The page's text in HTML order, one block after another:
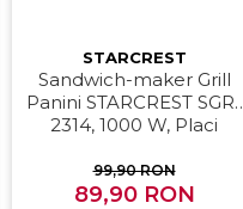
STARCREST
Sandwich-maker Grill
Panini STARCREST SGR-
2314, 1000 W, Placi
Deschidere 180°,
Suprafata de gatire 23 x
99,90 RON
89,90 RON